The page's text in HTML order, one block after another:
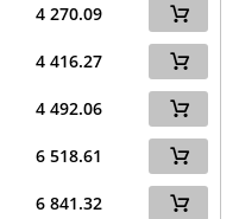
4 270.09
4 416.27
4 492.06
6 518.61
6 841.32